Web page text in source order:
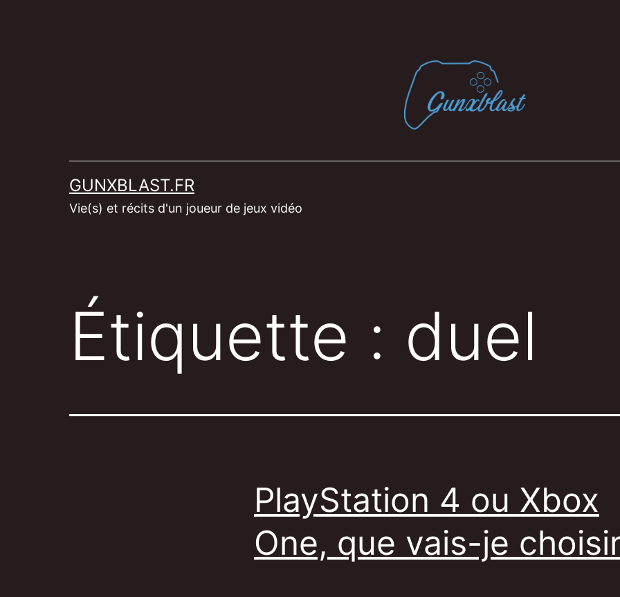
GUNXBLAST.FR
Vie(s) et récits d'un joueur de jeux vidéo
Étiquette : duel
PlayStation 4 ou Xbox
One, que vais-je